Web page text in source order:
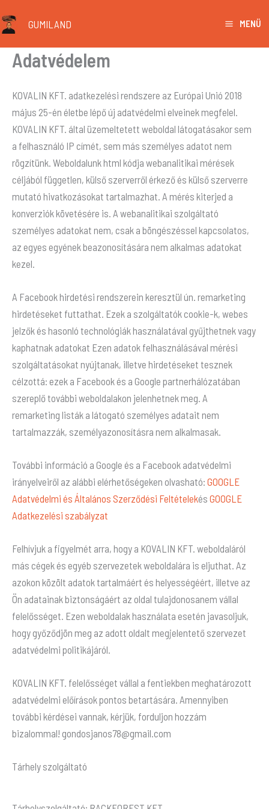
to
GUMILAND MENÜ
Adatvédelem
KOVALIN KFT. adatkezelési rendszere az Európai Unió 2018
május 25-én életbe lépő új adatvédelmi elveinek megfelel.
KOVALIN KFT. által üzemeltetett weboldal látogatásakor sem
a felhasználó IP címét, sem más személyes adatot nem
rögzítünk. Weboldalunk html kódja webanalitikai mérések
céljából független, külső szerverről érkező és külső szerverre
mutató hivatkozásokat tartalmazhat. A mérés kiterjed a
konverziók követésére is. A webanalitikai szolgáltató
személyes adatokat nem, csak a böngészéssel kapcsolatos,
az egyes egyének beazonosítására nem alkalmas adatokat
kezel.
A Facebook hirdetési rendszerein keresztül ún. remarketing
hirdetéseket futtathat. Ezek a szolgáltatók cookie-k, webes
jelzők és hasonló technológiák használatával gyűjthetnek vagy
kaphatnak adatokat Ezen adatok felhasználásával mérési
szolgáltatásokat nyújtanak, illetve hirdetéseket tesznek
célzottá: ezek a Facebook és a Google partnerhálózatában
szereplő további weboldalakon jelenhetnek meg. A
remarketing listák a látogató személyes adatait nem
tartalmazzák, személyazonosításra nem alkalmasak.
További információ a Google és a Facebook adatvédelmi
irányelveiről az alábbi elérhetőségeken olvasható: GOOGLE
Adatvédelmi és Általános Szerződési Feltételekés GOOGLE
Adatkezelési szabályzat
Felhívjuk a figyelmét arra, hogy a KOVALIN KFT. weboldaláról
más cégek és egyéb szervezetek weboldalára is eljuthat. Az
azokon közölt adatok tartalmáért és helyességéért, illetve az
Ön adatainak biztonságáért az oldal tulajdonosanem vállal
felelősséget. Ezen weboldalak használata esetén javasoljuk,
hogy győződjön meg az adott oldalt megjelentető szervezet
adatvédelmi politikájáról.
KOVALIN KFT. felelősséget vállal a fentiekben meghatározott
adatvédelmi előírások pontos betartására. Amennyiben
további kérdései vannak, kérjük, forduljon hozzám
bizalommal! gondosjanos78@gmail.com
Tárhely szolgáltató